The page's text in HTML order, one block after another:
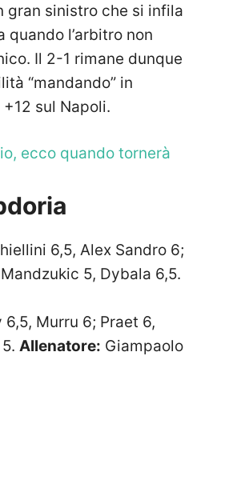
gran sinistro che si infila
l’arbitro non
Il 2-1 rimane dunque
“mandando” in
sul Napoli.
ecco quando tornerà
6,5, Alex Sandro 6;
5, Dybala 6,5.
Murru 6; Praet 6,
Allenatore: Giampaolo